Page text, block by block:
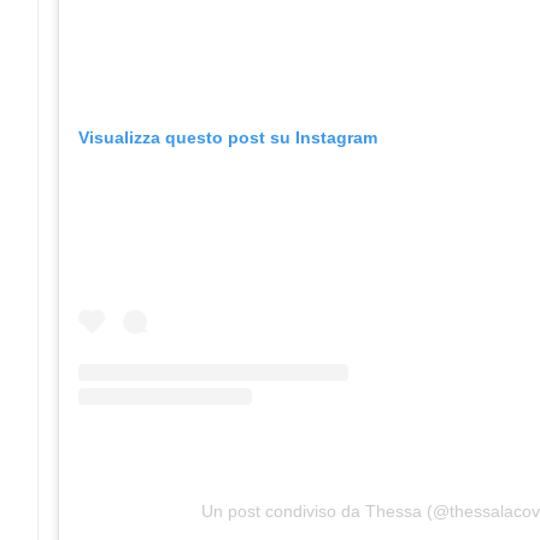
Visualizza questo post su Instagram
Un post condiviso da Thessa